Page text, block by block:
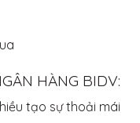
HÀNG BIDV:
tạo sự thoải mái